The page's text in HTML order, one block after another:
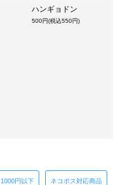
ハンギョドン
500円(税込550円)
1000円以下 ネコポス対応商品